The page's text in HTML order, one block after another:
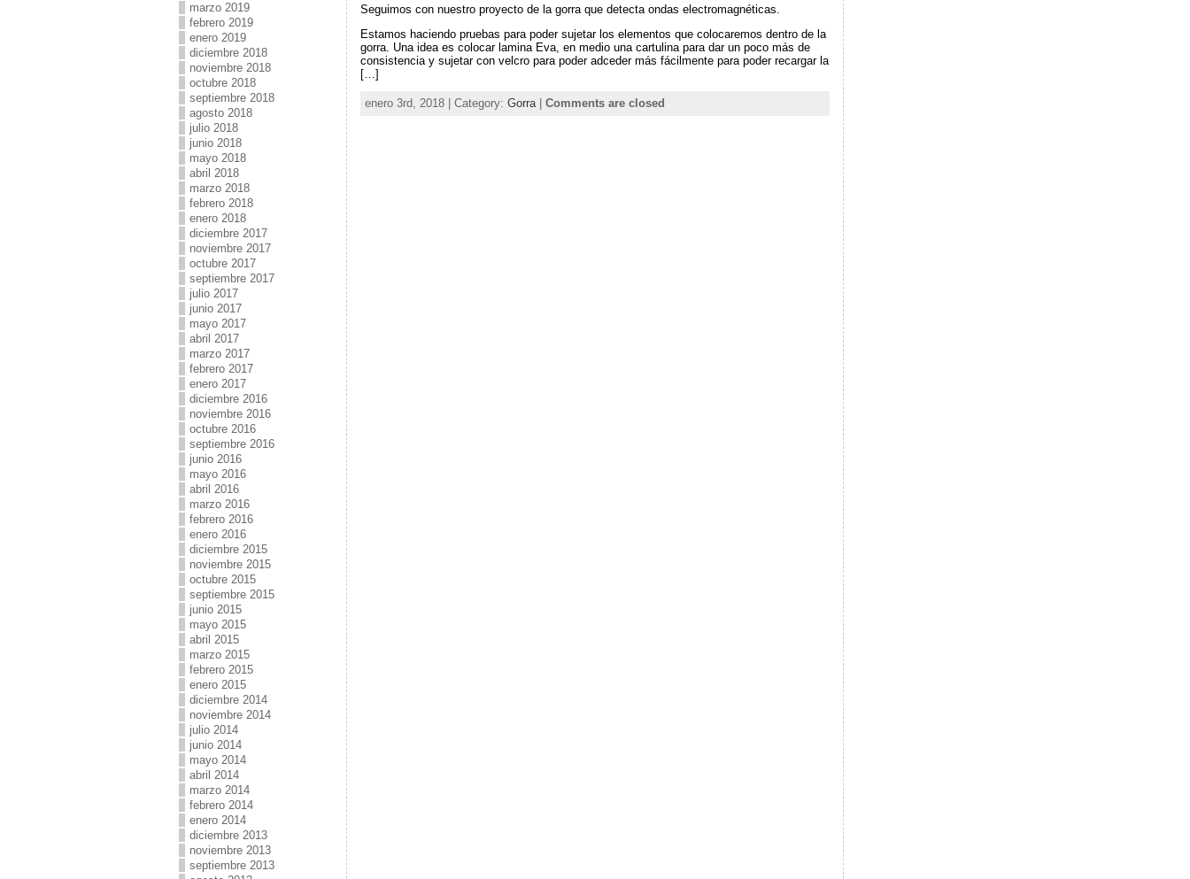
marzo 2019
febrero 2019
enero 2019
diciembre 2018
noviembre 2018
octubre 2018
septiembre 2018
agosto 2018
julio 2018
junio 2018
mayo 2018
abril 2018
marzo 2018
febrero 2018
enero 2018
diciembre 2017
noviembre 2017
octubre 2017
septiembre 2017
julio 2017
junio 2017
mayo 2017
abril 2017
marzo 2017
febrero 2017
enero 2017
diciembre 2016
noviembre 2016
octubre 2016
septiembre 2016
junio 2016
mayo 2016
abril 2016
marzo 2016
febrero 2016
enero 2016
diciembre 2015
noviembre 2015
octubre 2015
septiembre 2015
junio 2015
mayo 2015
abril 2015
marzo 2015
febrero 2015
enero 2015
diciembre 2014
noviembre 2014
julio 2014
junio 2014
mayo 2014
abril 2014
marzo 2014
febrero 2014
enero 2014
diciembre 2013
noviembre 2013
septiembre 2013
Seguimos con nuestro proyecto de la gorra que detecta ondas electromagnéticas.
Estamos haciendo pruebas para poder sujetar los elementos que colocaremos dentro de la
gorra. Una idea es colocar lamina Eva, en medio una cartulina para dar un poco más de
consistencia y sujetar con velcro para poder adceder más fácilmente para poder recargar la
[…]
enero 3rd, 2018 | Category: Gorra| Comments are closed